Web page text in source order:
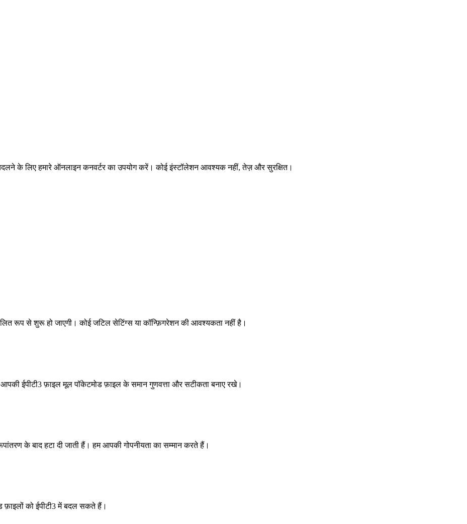
के लिए हमारे ऑनलाइन कनवर्टर का उपयोग करें। कोई इंस्टॉलेशन आवश्यक नहीं, तेज़ और सुरक्षित।
रूप से शुरू हो जाएगी। कोई जटिल सेटिंग्स या कॉन्फ़िगरेशन की आवश्यकता नहीं है।
ईपीटी3 फ़ाइल मूल पॉकेटमोड फ़ाइल के समान गुणवत्ता और सटीकता बनाए रखे।
के बाद हटा दी जाती हैं। हम आपकी गोपनीयता का सम्मान करते हैं।
को ईपीटी3 में बदल सकते हैं।